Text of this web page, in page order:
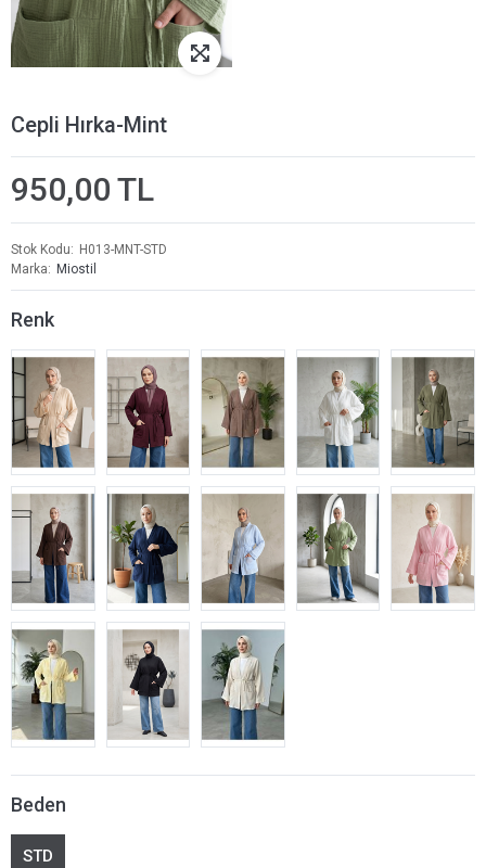
Cepli Hırka-Mint
950,00 TL
Stok Kodu
H013-MNT-STD
Marka
Miostil
Renk
Beden
STD